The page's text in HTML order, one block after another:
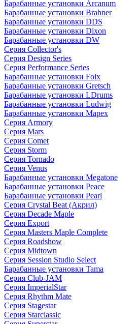
Барабанные установки Arcanum
Барабанные установки Brahner
Барабанные установки DDS
Барабанные установки Dixon
Барабанные установки DW
Серия Collector's
Серия Design Series
Серия Performance Series
Барабанные установки Foix
Барабанные установки Gretsch
Барабанные установки LDrums
Барабанные установки Ludwig
Барабанные установки Mapex
Серия Armory
Серия Mars
Серия Comet
Серия Storm
Серия Tornado
Серия Venus
Барабанные установки Megatone
Барабанные установки Peace
Барабанные установки Pearl
Серия Crystal Beat (Акрил)
Серия Decade Maple
Серия Export
Серия Masters Maple Complete
Серия Roadshow
Серия Midtown
Серия Session Studio Select
Барабанные установки Tama
Серия Club-JAM
Серия ImperialStar
Серия Rhythm Mate
Серия Stagestar
Серия Starclassic